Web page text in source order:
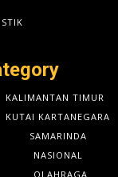
KALIMANTAN TIMUR
KUTAI KARTANEGARA
SAMARINDA
NASIONAL
OLAHRAGA